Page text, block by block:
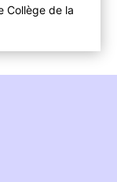
Collège de la